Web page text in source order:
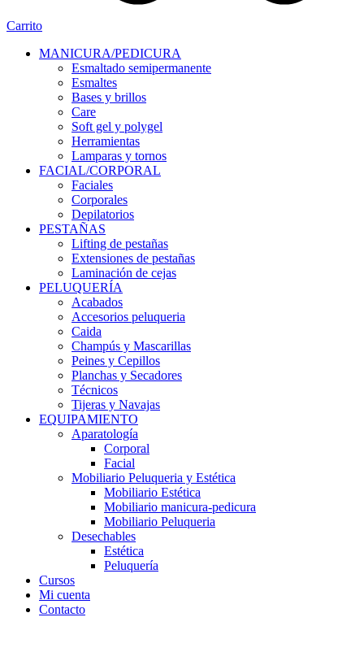
Carrito
MANICURA/PEDICURA
Esmaltado semipermanente
Esmaltes
Bases y brillos
Care
Soft gel y polygel
Herramientas
Lamparas y tornos
FACIAL/CORPORAL
Faciales
Corporales
Depilatorios
PESTAÑAS
Lifting de pestañas
Extensiones de pestañas
Laminación de cejas
PELUQUERÍA
Acabados
Accesorios peluqueria
Caida
Champús y Mascarillas
Peines y Cepillos
Planchas y Secadores
Técnicos
Tijeras y Navajas
EQUIPAMIENTO
Aparatología
Corporal
Facial
Mobiliario Peluqueria y Estética
Mobiliario Estética
Mobiliario manicura-pedicura
Mobiliario Peluqueria
Desechables
Estética
Peluquería
Cursos
Mi cuenta
Contacto